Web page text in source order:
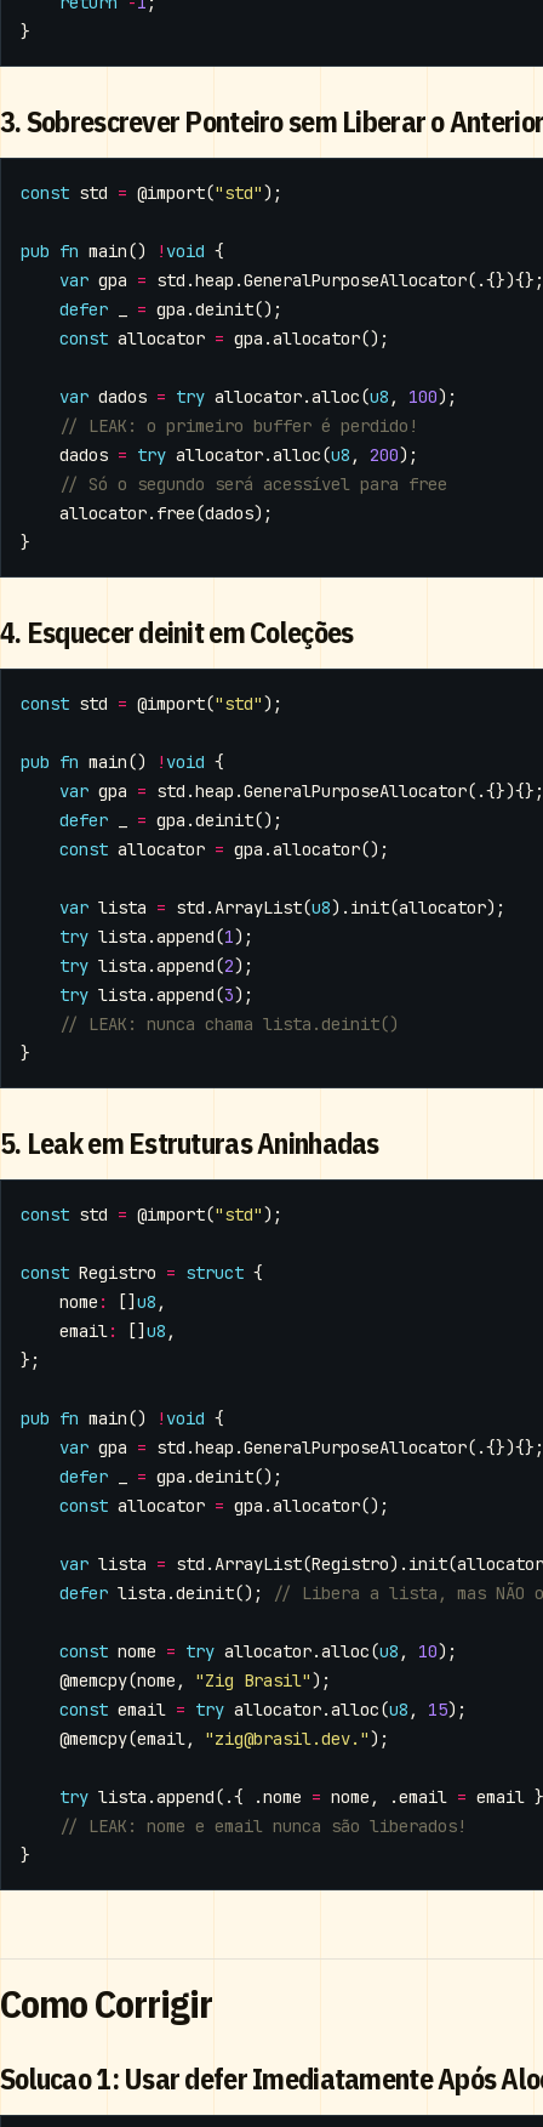
}
3. Sobrescrever Ponteiro sem Liberar o
const std = @import("std");
pub fn main() ! void {
var gpa = std .heap .GeneralPurposeAllocator(.{}){};
defer
= gpa .deinit();
const allocator = gpa .allocator();
var dados = try allocator.alloc(u8 , 100);
dados = try allocator.alloc(u8 , 200);
allocator. free(dados);
}
4. Esquecer deinit em Coleções
const std = @import("std");
pub fn main() ! void {
var gpa = std .heap .GeneralPurposeAllocator(.{}){};
defer
= gpa .deinit();
const allocator = gpa .allocator();
var lista = std . ArrayList(u8). init(allocator);
try lista .append(1);
try lista .append(2);
try lista .append(3);
}
5. Leak em Estruturas Aninhadas
const std = @import("std");
const Registro = struct {
nome : [] u8 ,
email : [] u8 ,
};
pub fn main() ! void {
var gpa = std .heap .GeneralPurposeAllocator(.{}){};
defer
= gpa .deinit();
const allocator = gpa .allocator();
var lista = std . ArrayList(Registro). init(allocator
defer lista .deinit();
const nome = try allocator.alloc(u8 , 10);
@memcpy(nome , "Zig Brasil");
const email = try allocator.alloc(u8 , 15);
@memcpy(email , "zig@brasil.dev.");
try lista .append(.{ .nome = nome , .email = email
}
Como Corrigir
Solucao 1: Usar defer Imediatamente Após